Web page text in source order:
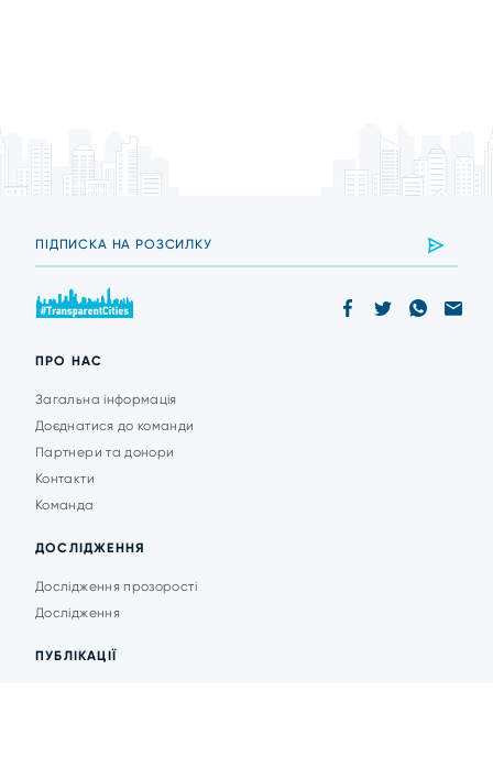
ПРО НАС
Загальна інформація
Доєднатися до команди
Партнери та донори
Контакти
Команда
ДОСЛІДЖЕННЯ
Дослідження прозорості
Дослідження
ПУБЛІКАЦІЇ